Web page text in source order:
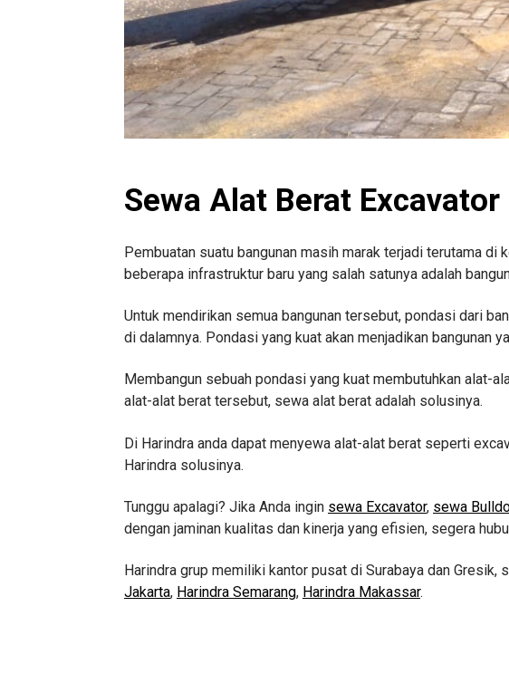
Sewa Alat Berat
Pembuatan suatu bangunan masih marak terjadi terutama
beberapa infrastruktur baru yang salah satunya adalah
Untuk mendirikan semua bangunan tersebut, pondasi dari
di dalamnya. Pondasi yang kuat akan menjadikan bangunan
Membangun sebuah pondasi yang kuat membutuhkan alat-
alat-alat berat tersebut, sewa alat berat adalah solusinya.
Di Harindra anda dapat menyewa alat-alat berat seperti
Harindra solusinya.
Tunggu apalagi? Jika Anda ingin sewa Excavator, sewa
dengan jaminan kualitas dan kinerja yang efisien, segera
Harindra grup memiliki kantor pusat di Surabaya dan
Jakarta, Harindra Semarang, Harindra Makassar.